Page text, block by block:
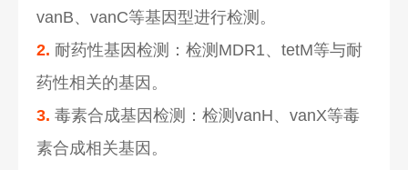
vanB、vanC等基因型进行检测。
2. 耐药性基因检测：检测MDR1、tetM等与耐
药性相关的基因。
3. 毒素合成基因检测：检测vanH、vanX等毒
素合成相关基因。